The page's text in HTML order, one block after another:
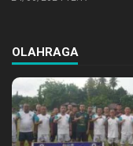
OLAHRAGA